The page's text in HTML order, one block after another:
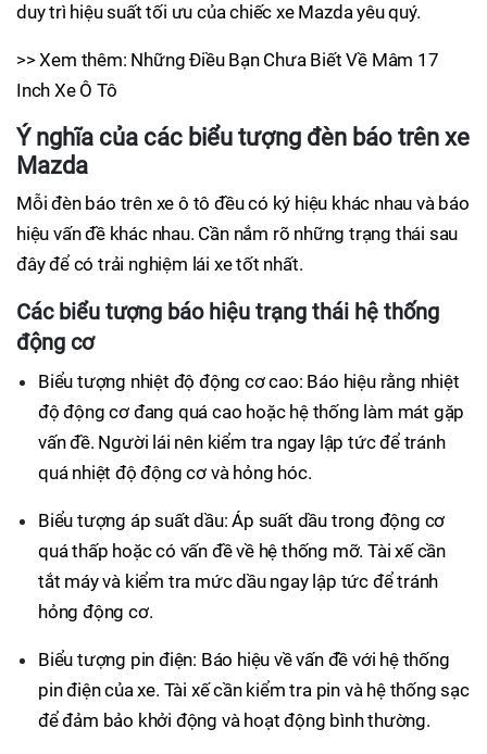
duy trì hiệu suất tối ưu của chiếc xe Mazda yêu quý.
>> Xem thêm: Những Điều Bạn Chưa Biết Về Mâm 17
Inch Xe Ô Tô
Ý nghĩa của các biểu tượng đèn báo trên xe
Mazda
Mỗi đèn báo trên xe ô tô đều có ký hiệu khác nhau và báo
hiệu vấn đề khác nhau. Cần nắm rõ những trạng thái sau
đây để có trải nghiệm lái xe tốt nhất.
Các biểu tượng báo hiệu trạng thái hệ thống
động cơ
Biểu tượng nhiệt độ động cơ cao: Báo hiệu rằng nhiệt
độ động cơ đang quá cao hoặc hệ thống làm mát gặp
vấn đề. Người lái nên kiểm tra ngay lập tức để tránh
quá nhiệt độ động cơ và hỏng hóc.
Biểu tượng áp suất dầu: Áp suất dầu trong động cơ
quá thấp hoặc có vấn đề về hệ thống mỡ. Tài xế cần
tắt máy và kiểm tra mức dầu ngay lập tức để tránh
hỏng động cơ.
Biểu tượng pin điện: Báo hiệu về vấn đề với hệ thống
pin điện của xe. Tài xế cần kiểm tra pin và hệ thống sạc
để đảm bảo khởi động và hoạt động bình thường.